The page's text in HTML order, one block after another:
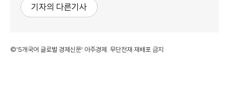
기자의 다른기사
©'5개국어 글로벌 경제신문' 아주경제. 무단전재·재배포 금지